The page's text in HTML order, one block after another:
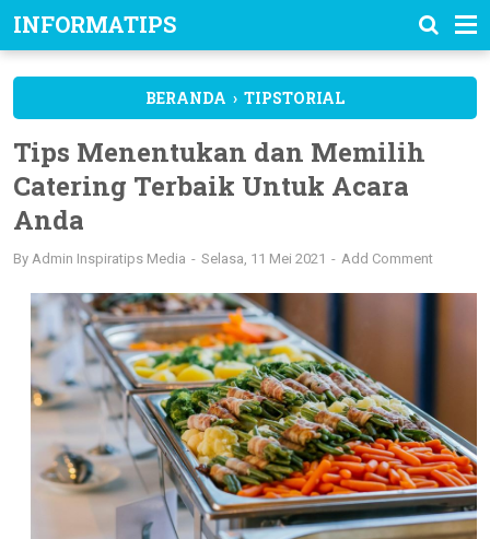
INFORMATIPS
BERANDA › TIPSTORIAL
Tips Menentukan dan Memilih
Catering Terbaik Untuk Acara
Anda
By Admin Inspiratips Media Selasa, 11 Mei 2021 Add Comment